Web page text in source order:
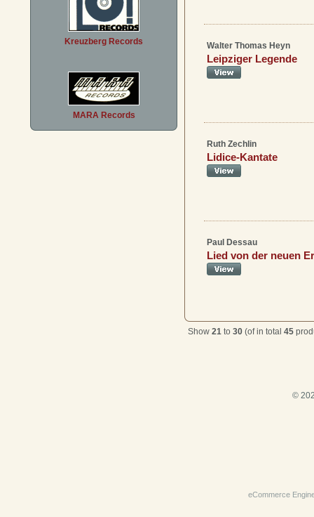
Kreuzberg Records
MARA Records
Walter Thomas Heyn
Leipziger Legende
Ruth Zechlin
Lidice-Kantate
Paul Dessau
Lied von der neuen
Show 21 to 30 (of in total 45
©
eCommerce